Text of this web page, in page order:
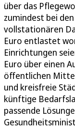
über das
zumindest bei
vollstationären
Euro entlastet
Einrichtungen
Euro über einen
öffentlichen
und kreisfreie
künftige
passende